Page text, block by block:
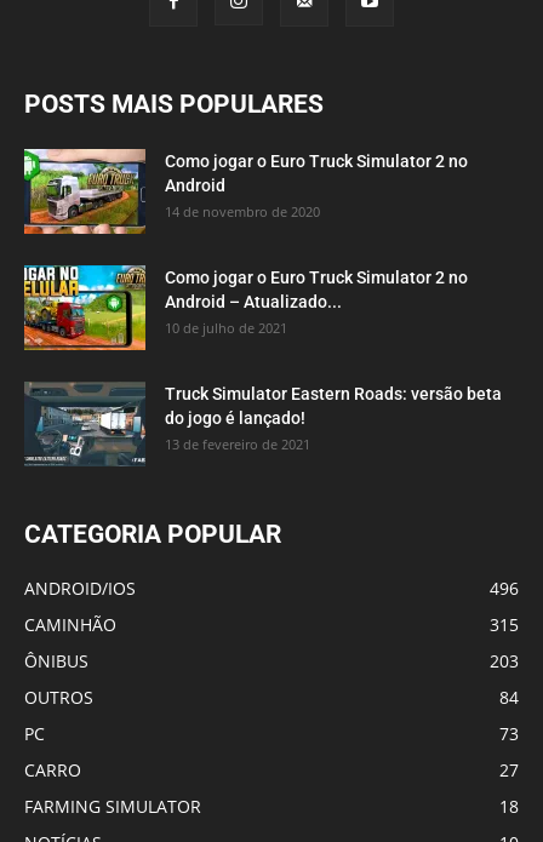
POSTS MAIS POPULARES
Como jogar o Euro Truck Simulator 2 no
Android
14 de novembro de 2020
Como jogar o Euro Truck Simulator 2 no
Android – Atualizado...
10 de julho de 2021
Truck Simulator Eastern Roads: versão beta
do jogo é lançado!
13 de fevereiro de 2021
CATEGORIA POPULAR
ANDROID/IOS
496
CAMINHÃO
315
ÔNIBUS
203
OUTROS
84
PC
73
CARRO
27
FARMING SIMULATOR
18